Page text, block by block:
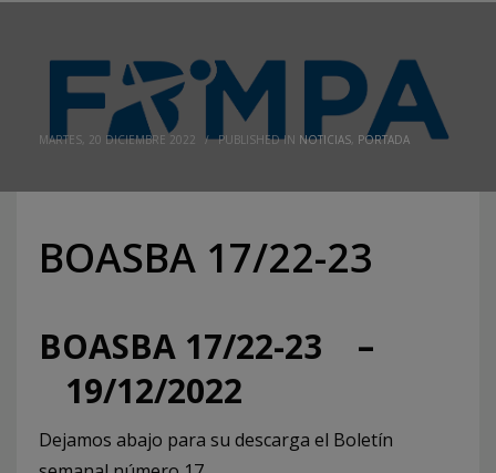
MARTES, 20 DICIEMBRE 2022 / PUBLISHED IN NOTICIAS PORTADA
BOASBA 17/22-23
BOASBA 17/22-23 –
19/12/2022
Dejamos abajo para su descarga el Boletín